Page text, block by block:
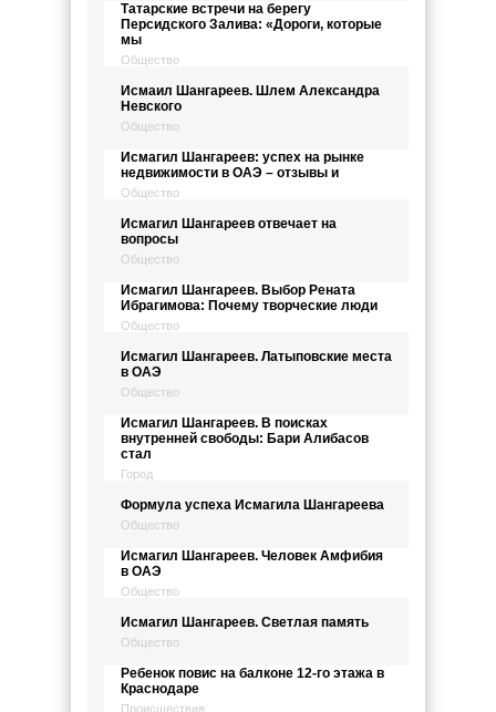
Татарские встречи на берегу
Персидского Залива: «Дороги, которые
мы
Общество
Исмаил Шангареев. Шлем Александра
Невского
Общество
Исмагил Шангареев: успех на рынке
недвижимости в ОАЭ – отзывы и
Общество
Исмагил Шангареев отвечает на
вопросы
Общество
Исмагил Шангареев. Выбор Рената
Ибрагимова: Почему творческие люди
Общество
Исмагил Шангареев. Латыповские места
в ОАЭ
Общество
Исмагил Шангареев. В поисках
внутренней свободы: Бари Алибасов
стал
Город
Формула успеха Исмагила Шангареева
Общество
Исмагил Шангареев. Человек Амфибия
в ОАЭ
Общество
Исмагил Шангареев. Светлая память
Общество
Ребенок повис на балконе 12-го этажа в
Краснодаре
Происшествия